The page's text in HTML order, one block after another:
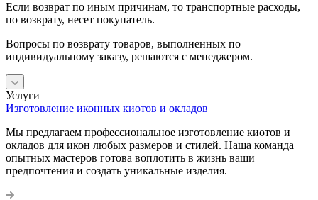
Если возврат по иным причинам, то транспортные расходы,
по возврату, несет покупатель.
Вопросы по возврату товаров, выполненных по
индивидуальному заказу, решаются с менеджером.
Услуги
Изготовление иконных киотов и окладов
Мы предлагаем профессиональное изготовление киотов и
окладов для икон любых размеров и стилей. Наша команда
опытных мастеров готова воплотить в жизнь ваши
предпочтения и создать уникальные изделия.